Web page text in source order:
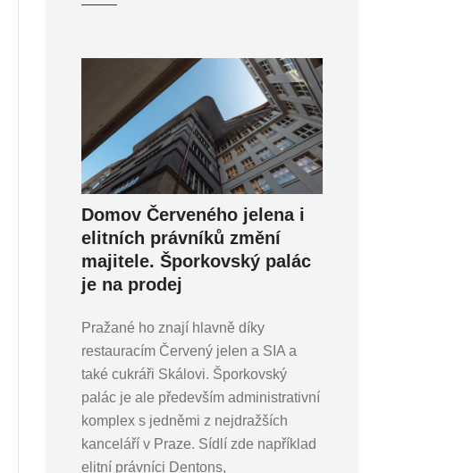
Domov Červeného jelena i
elitních právníků změní
majitele. Šporkovský palác
je na prodej
Pražané ho znají hlavně díky
restauracím Červený jelen a SIA a
také cukráři Skálovi. Šporkovský
palác je ale především administrativní
komplex s jedněmi z nejdražších
kanceláří v Praze. Sídlí zde například
elitní právníci Dentons,